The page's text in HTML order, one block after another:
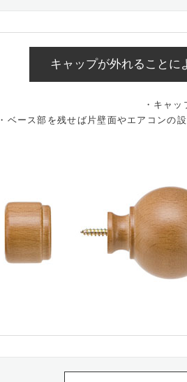
キャップが外れることに
・キャ
・ベース部を残せば片壁面やエアコンの